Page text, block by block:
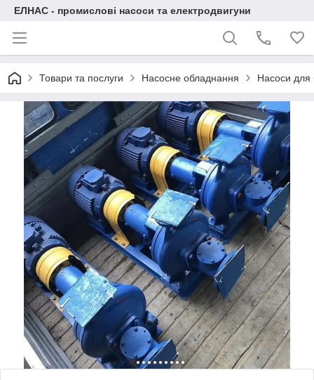
ЕЛНАС - промислові насоси та електродвигуни
Товари та послуги Насосне обладнання Насоси для